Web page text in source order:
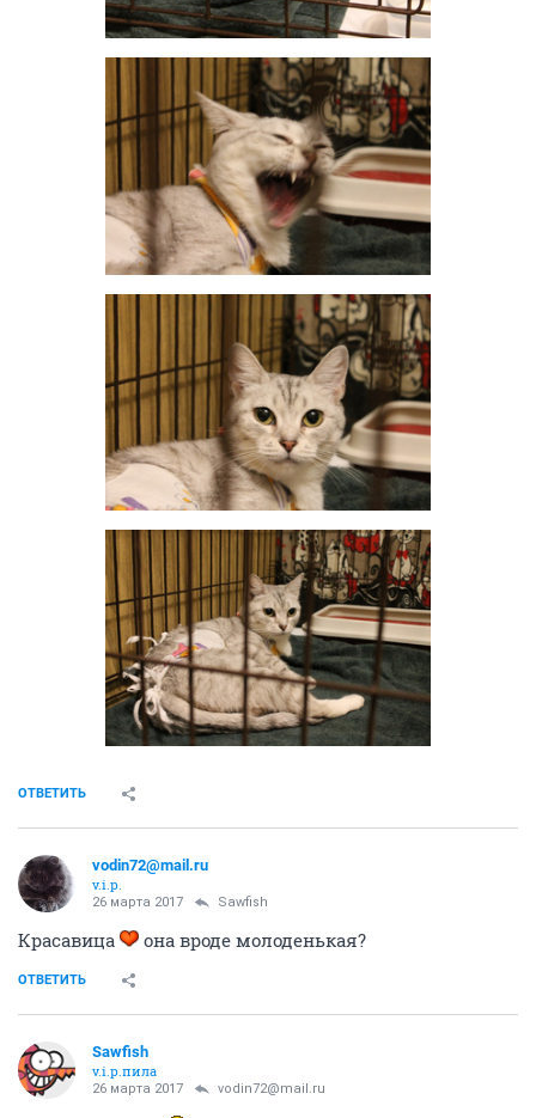
ОТВЕТИТЬ
vodin72@mail.ru
v.i.p.
26 марта 2017 Sawfish
Красавица она вроде молоденькая?
ОТВЕТИТЬ
Sawfish
v.i.p.пила
26 марта 2017 vodin72@mail.ru